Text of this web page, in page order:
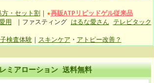
・セット割 ｜ ★再販ATPリピッドゲル従来品
用 ｜ファスティング はるな愛さん
テレビタック
検査体験｜ スキンケア ・ アトピー改善？
ミアローション 送料無料